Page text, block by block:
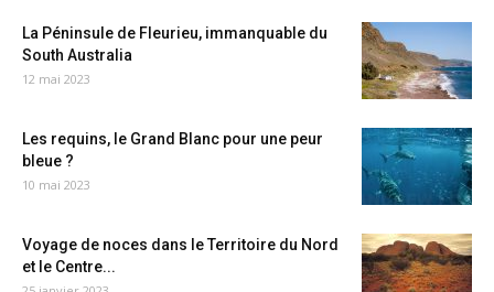
La Péninsule de Fleurieu, immanquable du
South Australia
12 mai 2023
Les requins, le Grand Blanc pour une peur
bleue ?
10 mai 2023
Voyage de noces dans le Territoire du Nord
et le Centre...